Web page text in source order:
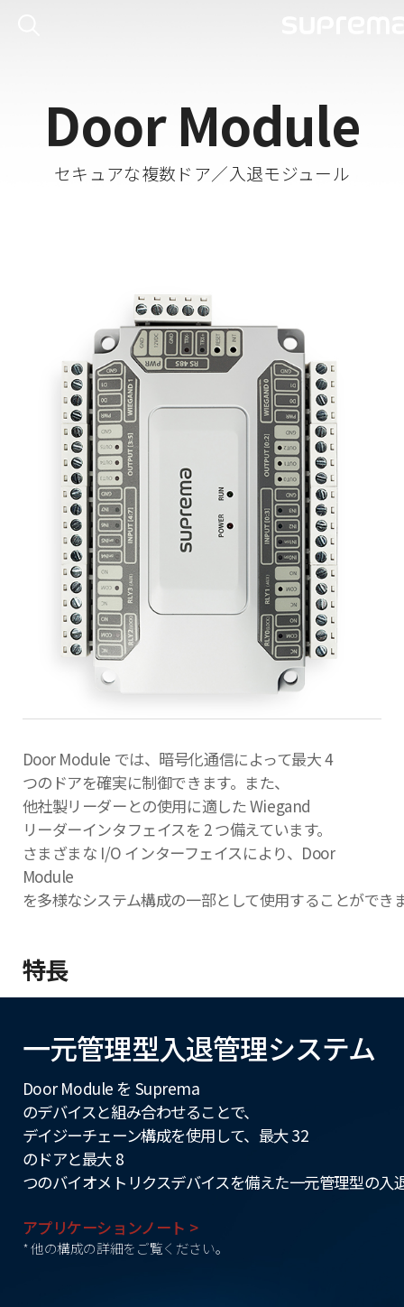
Door Module
セキュアな複数ドア／入退モジュール
Door Module では、暗号化通信によって最大 4
つのドアを確実に制御できます。また、
他社製リーダーとの使用に適した Wiegand
リーダーインタフェイスを 2 つ備えています。
さまざまな I/O インターフェイスにより、Door
Module
を多様なシステム構成の一部として使用することができ
特長
一元管理型入退管理システム
Door Module を Suprema
のデバイスと組み合わせることで、
デイジーチェーン構成を使用して、最大 32
のドアと最大 8
つのバイオメトリクスデバイスを備えた一元管理型の
アプリケーションノート >
* 他の構成の詳細をご覧ください。